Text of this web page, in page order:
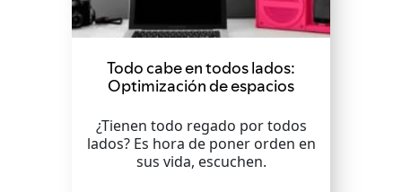
Todo cabe en todos lados:
Optimización de espacios
¿Tienen todo regado por todos
lados? Es hora de poner orden en
sus vida, escuchen.